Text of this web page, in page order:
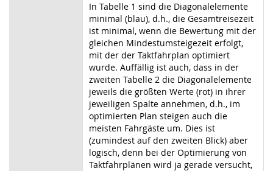
In Tabelle 1 sind die Diagonalelemente
minimal (blau), d.h., die Gesamtreisezeit
ist minimal, wenn die Bewertung mit der
gleichen Mindestumsteigezeit erfolgt,
mit der der Taktfahrplan optimiert
wurde. Auffällig ist auch, dass in der
zweiten Tabelle 2 die Diagonalelemente
jeweils die größten Werte (rot) in ihrer
jeweiligen Spalte annehmen, d.h., im
optimierten Plan steigen auch die
meisten Fahrgäste um. Dies ist
(zumindest auf den zweiten Blick) aber
logisch, denn bei der Optimierung von
Taktfahrplänen wird ja gerade versucht,